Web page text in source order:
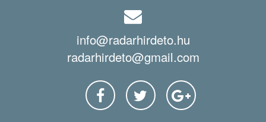
info@radarhirdeto.hu
radarhirdeto@gmail.com